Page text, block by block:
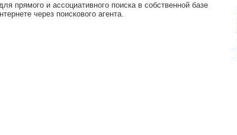
прямого и ассоциативного поиска в собственной базе
через поискового агента.